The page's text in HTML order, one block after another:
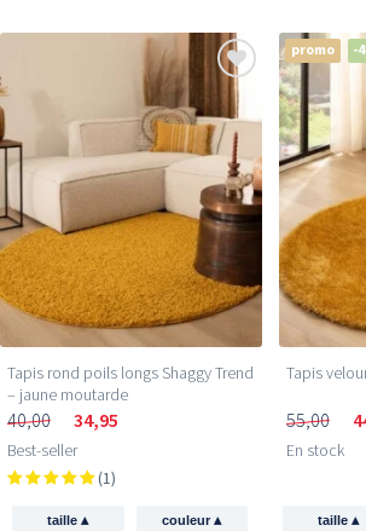
Tapis rond poils longs Shaggy Trend
– jaune moutarde
40,00 34,95
Best-seller
(1)
taille▴ couleur▴
promo -
Tapis
55,00
En stock
taille▴